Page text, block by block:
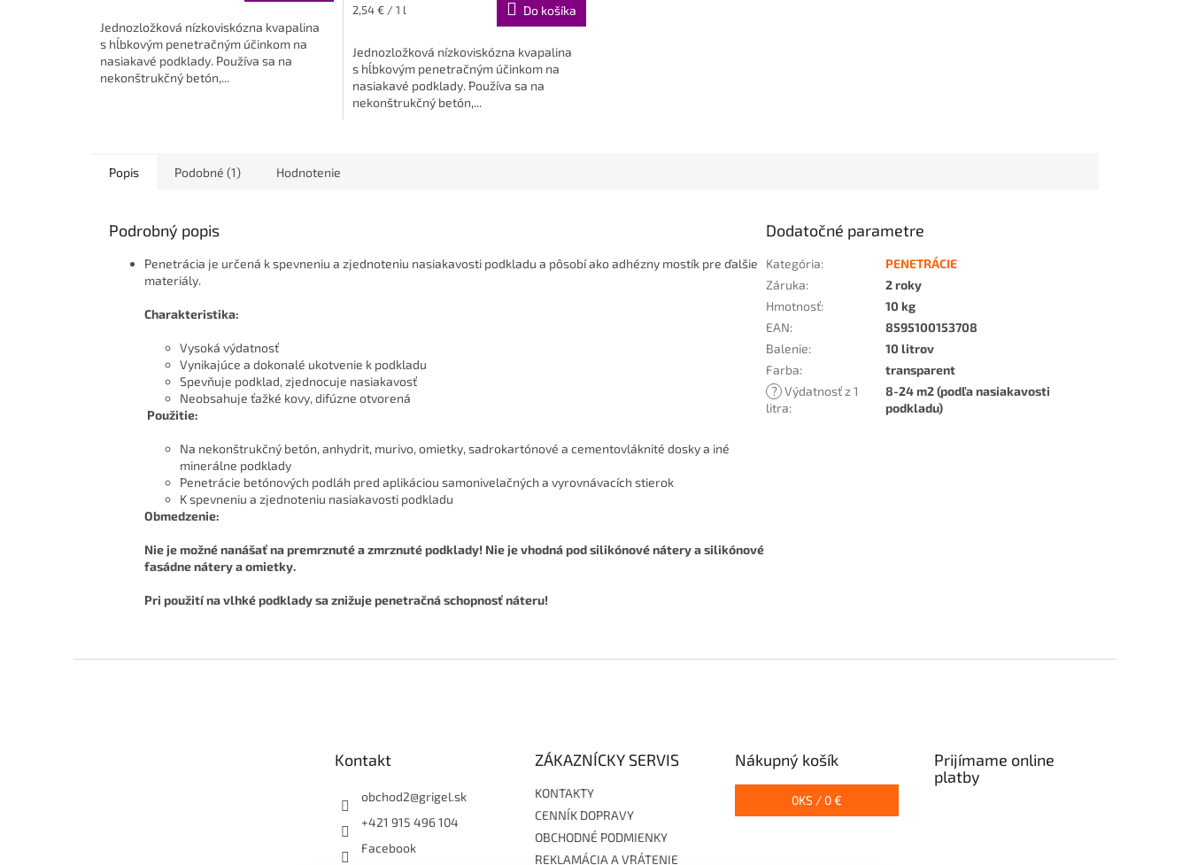
Jednozložková nízkoviskózna kvapalina
s hĺbkovým penetračným účinkom na
nasiakavé podklady. Používa sa na
nekonštrukčný betón,...
Jednotková
2,54 € / 1 l Do košíka
Jednozložková nízkoviskózna kvapalina
s hĺbkovým penetračným účinkom na
nasiakavé podklady. Používa sa na
nekonštrukčný betón,...
Popis Podobné (1) Hodnotenie
Podrobný popis
Penetrácia je určená k spevneniu a zjednoteniu nasiakavosti podkladu a pôsobí ako adhézny mostík pre ďalšie
materiály.
Charakteristika:
Vysoká výdatnosť
Vynikajúce a dokonalé ukotvenie k podkladu
Spevňuje podklad, zjednocuje nasiakavosť
Neobsahuje ťažké kovy, difúzne otvorená
Použitie:
Na nekonštrukčný betón, anhydrit, murivo, omietky, sadrokartónové a cementovláknité dosky a iné
minerálne podklady
Penetrácie betónových podláh pred aplikáciou samonivelačných a vyrovnávacích stierok
K spevneniu a zjednoteniu nasiakavosti podkladu
Obmedzenie:
Nie je možné nanášať na premrznuté a zmrznuté podklady! Nie je vhodná pod silikónové nátery a silikónové
fasádne nátery a omietky.
Pri použití na vlhké podklady sa znižuje penetračná schopnosť náteru!
Dodatočné parametre
Kategória:
PENETRÁCIE
Záruka:
2 roky
Hmotnosť:
10 kg
EAN:
8595100153708
Balenie:
10 litrov
Farba:
transparent
? Výdatnosť z 1
litra:
8-24 m2 (podľa nasiakavosti
podkladu)
Kontakt
obchod2@grigel.sk
+421 915 496 104
Facebook
ZÁKAZNÍCKY SERVIS
KONTAKTY
CENNÍK DOPRAVY
OBCHODNÉ PODMIENKY
REKLAMÁCIA A VRÁTENIE
Nákupný košík
0KS / 0 €
Prijímame online
platby